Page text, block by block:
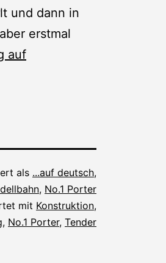
und dann in
erstmal
auf
als ...auf deutsch,
, No.1 Porter
mit Konstruktion,
, No.1 Porter, Tender